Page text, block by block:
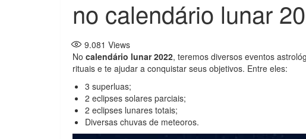
no calendário lunar
9.081 Views
No calendário lunar 2022, teremos diversos eventos
rituais e te ajudar a conquistar seus objetivos. Entre eles:
3 superluas;
2 eclipses solares parciais;
2 eclipses lunares totais;
Diversas chuvas de meteoros.